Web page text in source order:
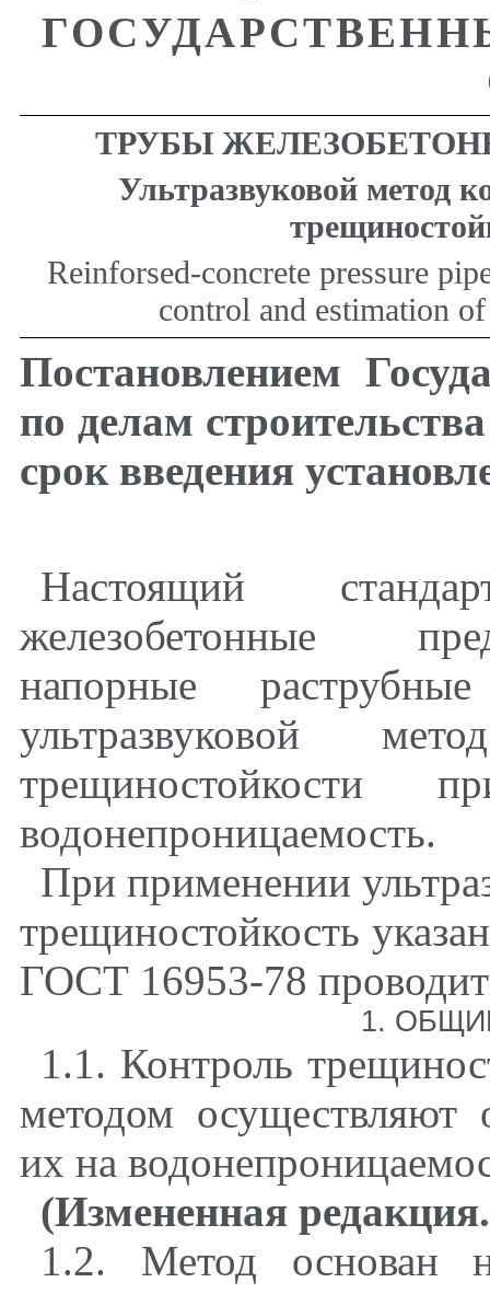
ТРУБЫ
Ультразвуковой метод
Reinforsed-concrete pressure
control and estimation
Постановлением
по делам
срок введения
Настоящий
железобетонные
напорные
ультразвуковой
водонепроницаемость.
При применении
трещиностойкость
ГОСТ 16953-78
1.
1.1. Контроль
методом осуществляют
их на
(Измененная
1.2. Метод основан